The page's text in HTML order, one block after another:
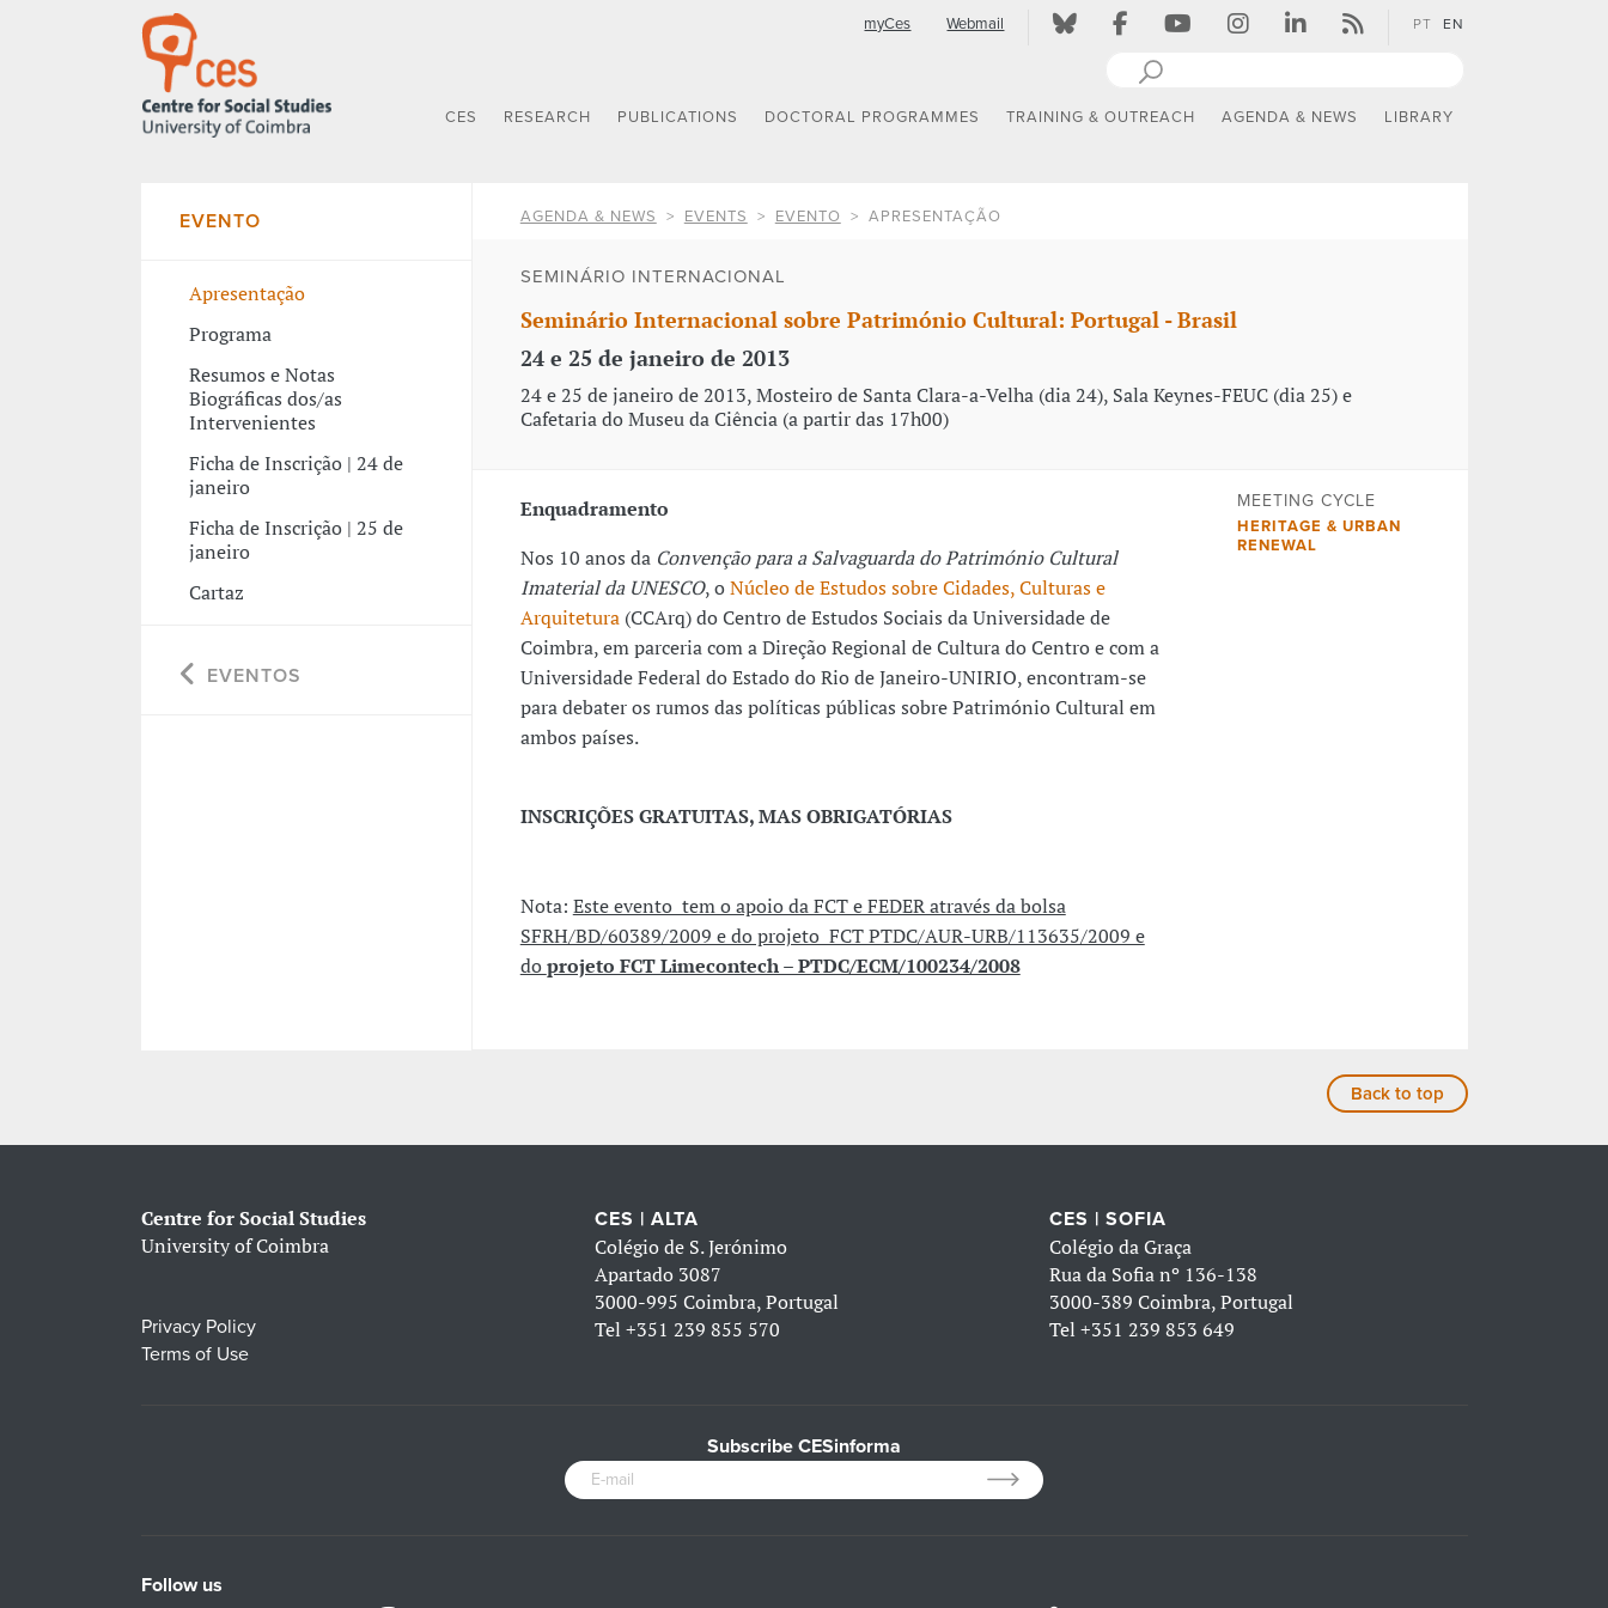
myCes Webmail PT EN
CES RESEARCH PUBLICATIONS DOCTORAL PROGRAMMES TRAINING & OUTREACH AGENDA & NEWS LIBRARY
EVENTO
Apresentação
Programa
Resumos e Notas
Biográficas dos/as
Intervenientes
Ficha de Inscrição | 24 de
janeiro
Ficha de Inscrição | 25 de
janeiro
Cartaz
EVENTOS
AGENDA & NEWS EVENTS EVENTO APRESENTAÇÃO
SEMINÁRIO INTERNACIONAL
Seminário Internacional sobre Património Cultural: Portugal - Brasil
24 e 25 de janeiro de 2013
24 e 25 de janeiro de 2013, Mosteiro de Santa Clara-a-Velha (dia 24), Sala Keynes-FEUC (dia 25) e
Cafetaria do Museu da Ciência (a partir das 17h00)
Enquadramento
Nos 10 anos da Convenção para a Salvaguarda do Património Cultural
Imaterial da UNESCO, oNúcleo de Estudos sobre Cidades, Culturas e
Arquitetura(CCArq) do Centro de Estudos Sociais da Universidade de
Coimbra, em parceria com a Direção Regional de Cultura do Centro e com a
Universidade Federal do Estado do Rio de Janeiro-UNIRIO, encontram-se
para debater os rumos das políticas públicas sobre Património Cultural em
ambos países.
INSCRIÇÕES GRATUITAS, MAS OBRIGATÓRIAS
Nota: Este evento tem o apoio da FCT e FEDER através da bolsa
SFRH/BD/60389/2009 e do projeto FCT PTDC/AUR-URB/113635/2009 e
doprojeto FCT Limecontech – PTDC/ECM/100234/2008
MEETING CYCLE
HERITAGE & URBAN
RENEWAL
Back to top
Centre for Social Studies
University of Coimbra
Privacy Policy
Terms of Use
CES | ALTA
Colégio de S. Jerónimo
Apartado 3087
3000-995 Coimbra, Portugal
Tel+351 239 855 570
CES | SOFIA
Colégio da Graça
Rua da Sofia nº 136-138
3000-389 Coimbra, Portugal
Tel +351 239 853 649
Subscribe CESinforma
Follow us